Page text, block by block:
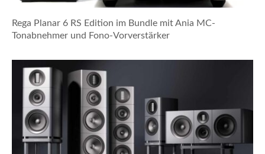
Rega Planar 6 RS Edition im Bundle mit Ania MC-
Tonabnehmer und Fono-Vorverstärker